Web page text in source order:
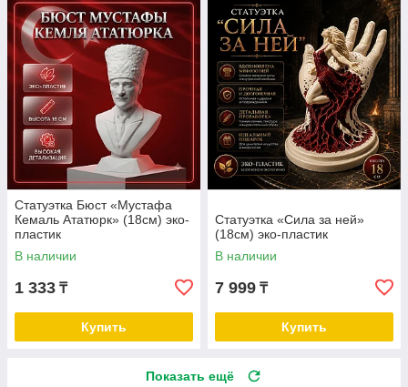
Cтатуэтка Бюст «Мустафа
Кемаль Ататюрк» (18см) эко-
пластик
В наличии
1 333 ₸
Купить
Cтатуэтка «Сила за ней»
(18см) эко-пластик
В наличии
7 999 ₸
Купить
Показать ещё